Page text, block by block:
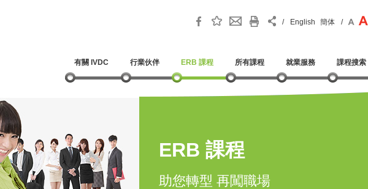
/ English 簡体 /
有關 IVDC 行業伙伴 ERB 課程 所有課程 就業服務 課程搜索
ERB 課程
助您轉型 再闖職場